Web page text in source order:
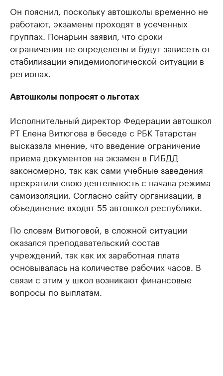
Он пояснил, поскольку автошколы временно не
работают, экзамены проходят в усеченных
группах. Понарьин заявил, что сроки
ограничения не определены и будут зависеть от
стабилизации эпидемиологической ситуации в
регионах.
Автошколы попросят о льготах
Исполнительный директор Федерации автошкол
РТ Елена Витюгова в беседе с РБК Татарстан
высказала мнение, что введение ограничение
приема документов на экзамен в ГИБДД
закономерно, так как сами учебные заведения
прекратили свою деятельность с начала режима
самоизоляции. Согласно сайту организации, в
объединение входят 55 автошкол республики.
По словам Витюговой, в сложной ситуации
оказался преподавательский состав
учреждений, так как их заработная плата
основывалась на количестве рабочих часов. В
связи с этим у школ возникают финансовые
вопросы по выплатам.